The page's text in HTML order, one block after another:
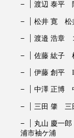
渡辺 泰平
松井 寛 松
渡邉 浩章
佐藤 紘子
伊藤 創平
中澤 正博
三田 肇 三
丸山 慶一
浦市袖ケ浦